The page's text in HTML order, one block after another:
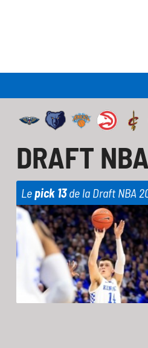
DRAFT
Lepick 13de la Draft NBA